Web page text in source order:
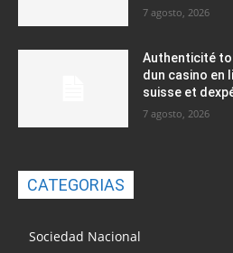
7 agosto, 2026
Authenticité
dun casino en
suisse et
7 agosto, 2026
CATEGORIAS
Sociedad Nacional